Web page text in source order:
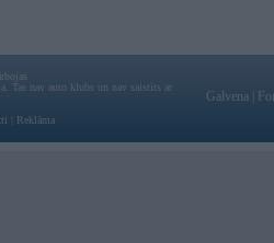
Tas nav auto klubs un nav saistīts ar
Reklāma
Galvena